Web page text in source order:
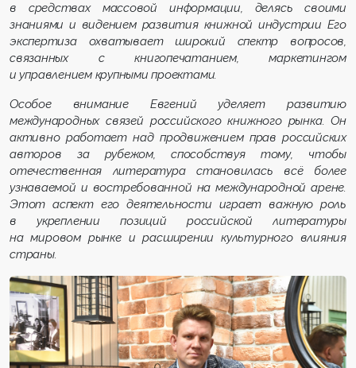
в средствах массовой информации, делясь своими
знаниями и видением развития книжной индустрии Его
экспертиза охватывает широкий спектр вопросов,
связанных с книгопечатанием, маркетингом
и управлением крупными проектами.
Особое внимание Евгений уделяет развитию
международных связей российского книжного рынка. Он
активно работает над продвижением прав российских
авторов за рубежом, способствуя тому, чтобы
отечественная литература становилась всё более
узнаваемой и востребованной на международной арене.
Этот аспект его деятельности играет важную роль
в укреплении позиций российской литературы
на мировом рынке и расширении культурного влияния
страны.